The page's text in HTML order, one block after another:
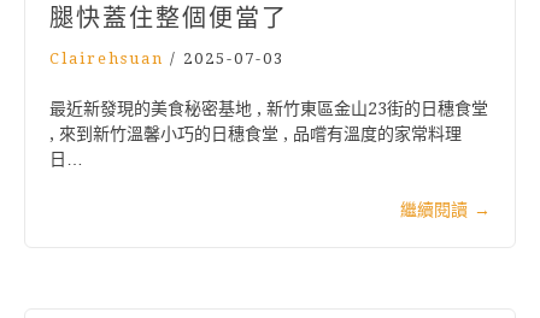
腿快蓋住整個便當了
Clairehsuan / 2025-07-03
最近新發現的美食秘密基地 , 新竹東區金山23街的日穗食堂
, 來到新竹溫馨小巧的日穗食堂 , 品嚐有溫度的家常料理
日…
繼續閱讀 →